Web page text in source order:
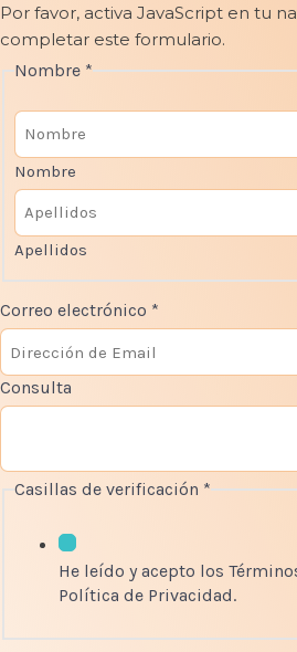
Por favor, activa JavaScript en tu
completar este formulario.
Nombre *
Nombre
Apellidos
Correo electrónico *
d
e
o
m
Consulta
Casillas de verificación *
He leído y acepto los
Política de Privacidad.